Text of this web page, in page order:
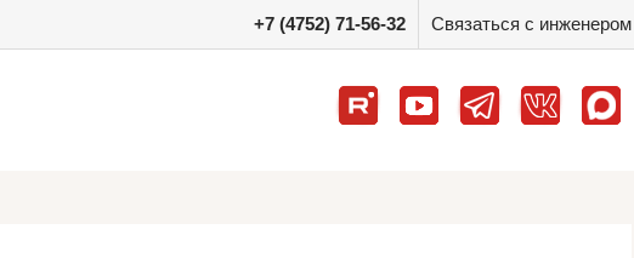
+7 (4752) 71-56-32 Связаться с инженером